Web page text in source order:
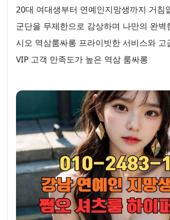
20대 여대생부터 연예인지망생까지 거침
군단을 무제한으로 감상하며 나만의 완벽
시오 역삼룸싸롱 프라이빗한 서비스와 고
VIP 고객 만족도가 높은 역삼 룸싸롱